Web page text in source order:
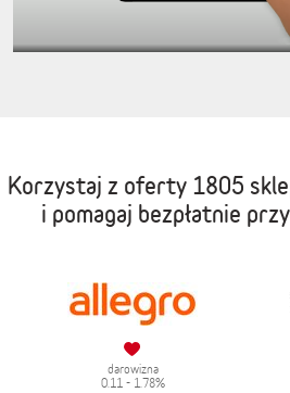
Korzystaj z oferty 1805
i pomagaj bezpłatnie
darowizna
0.11 - 1.78%